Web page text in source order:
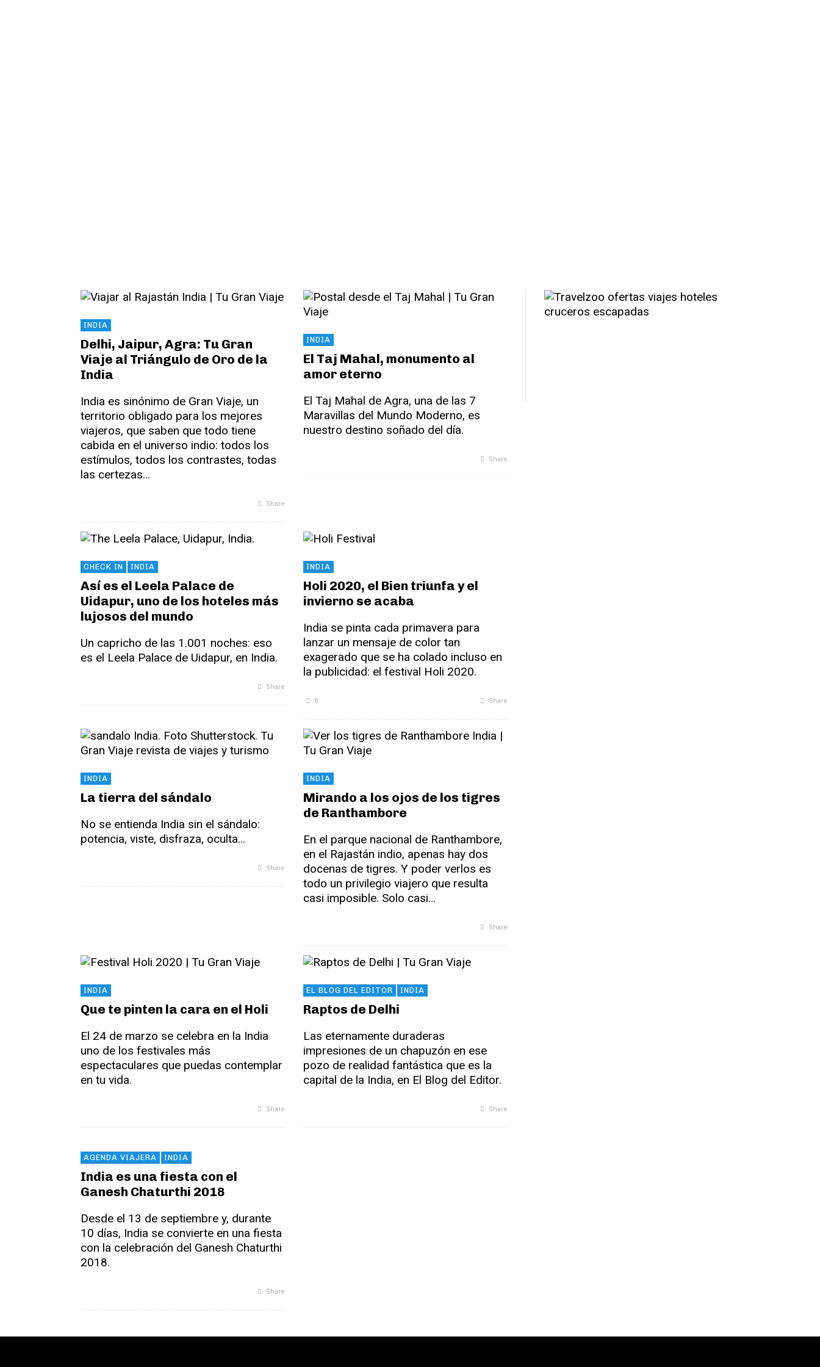
INDIA
Delhi, Jaipur, Agra: Tu Gran
Viaje al Triángulo de Oro de la
India
India es sinónimo de Gran Viaje, un
territorio obligado para los mejores
viajeros, que saben que todo tiene
cabida en el universo indio: todos los
estímulos, todos los contrastes, todas
las certezas…
Share
INDIA
El Taj Mahal, monumento al
amor eterno
El Taj Mahal de Agra, una de las 7
Maravillas del Mundo Moderno, es
nuestro destino soñado del día.
Share
CHECK IN INDIA
Así es el Leela Palace de
Uidapur, uno de los hoteles más
lujosos del mundo
Un capricho de las 1.001 noches: eso
es el Leela Palace de Uidapur, en India.
Share
INDIA
Holi 2020, el Bien triunfa y el
invierno se acaba
India se pinta cada primavera para
lanzar un mensaje de color tan
exagerado que se ha colado incluso en
la publicidad: el festival Holi 2020.
0 Share
INDIA
La tierra del sándalo
No se entienda India sin el sándalo:
potencia, viste, disfraza, oculta…
Share
INDIA
Mirando a los ojos de los tigres
de Ranthambore
En el parque nacional de Ranthambore,
en el Rajastán indio, apenas hay dos
docenas de tigres. Y poder verlos es
todo un privilegio viajero que resulta
casi imposible. Solo casi…
Share
INDIA
Que te pinten la cara en el Holi
El 24 de marzo se celebra en la India
uno de los festivales más
espectaculares que puedas contemplar
en tu vida.
Share
EL BLOG DEL EDITOR INDIA
Raptos de Delhi
Las eternamente duraderas
impresiones de un chapuzón en ese
pozo de realidad fantástica que es la
capital de la India, en El Blog del Editor.
Share
AGENDA VIAJERA INDIA
India es una fiesta con el
Ganesh Chaturthi 2018
Desde el 13 de septiembre y, durante
10 días, India se convierte en una fiesta
con la celebración del Ganesh Chaturthi
2018.
Share